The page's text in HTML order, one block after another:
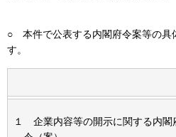
○
本件で公表する内閣府令案等の
す。
１ 企業内容等の開示に関する内閣